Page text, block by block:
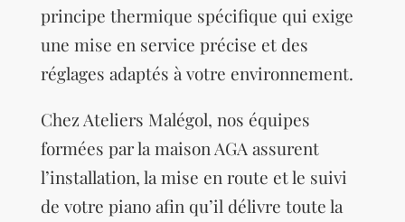
principe thermique spécifique qui exige
une mise en service précise et des
réglages adaptés à votre environnement.
Chez Ateliers Malégol, nos équipes
formées par la maison AGA assurent
l’installation, la mise en route et le suivi
de votre piano afin qu’il délivre toute la